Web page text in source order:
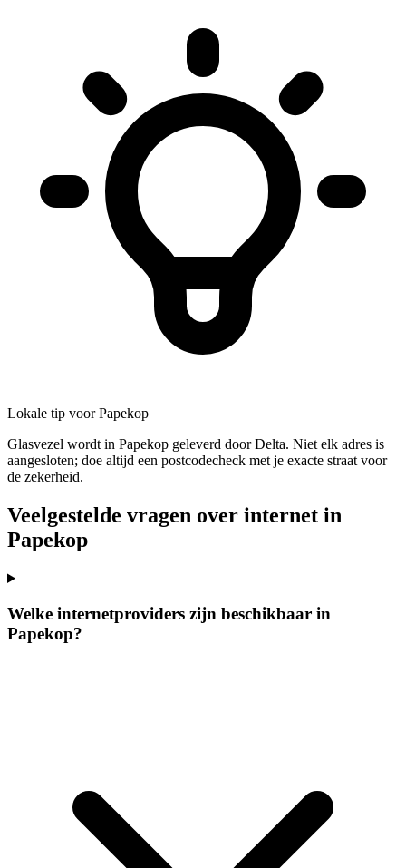
Lokale tip voor Papekop
Glasvezel wordt in Papekop geleverd door Delta. Niet elk adres is
aangesloten; doe altijd een postcodecheck met je exacte straat voor
de zekerheid.
Veelgestelde vragen over internet in
Papekop
Welke internetproviders zijn beschikbaar in
Papekop?